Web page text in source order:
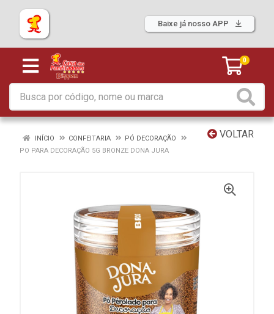
Baixe já nosso APP
0
VOLTAR
INÍCIO CONFEITARIA
PÓ DECORAÇÃO
PO PARA DECORAÇÃO 5G BRONZE DONA JURA